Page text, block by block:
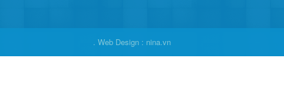
. Web Design : nina.vn